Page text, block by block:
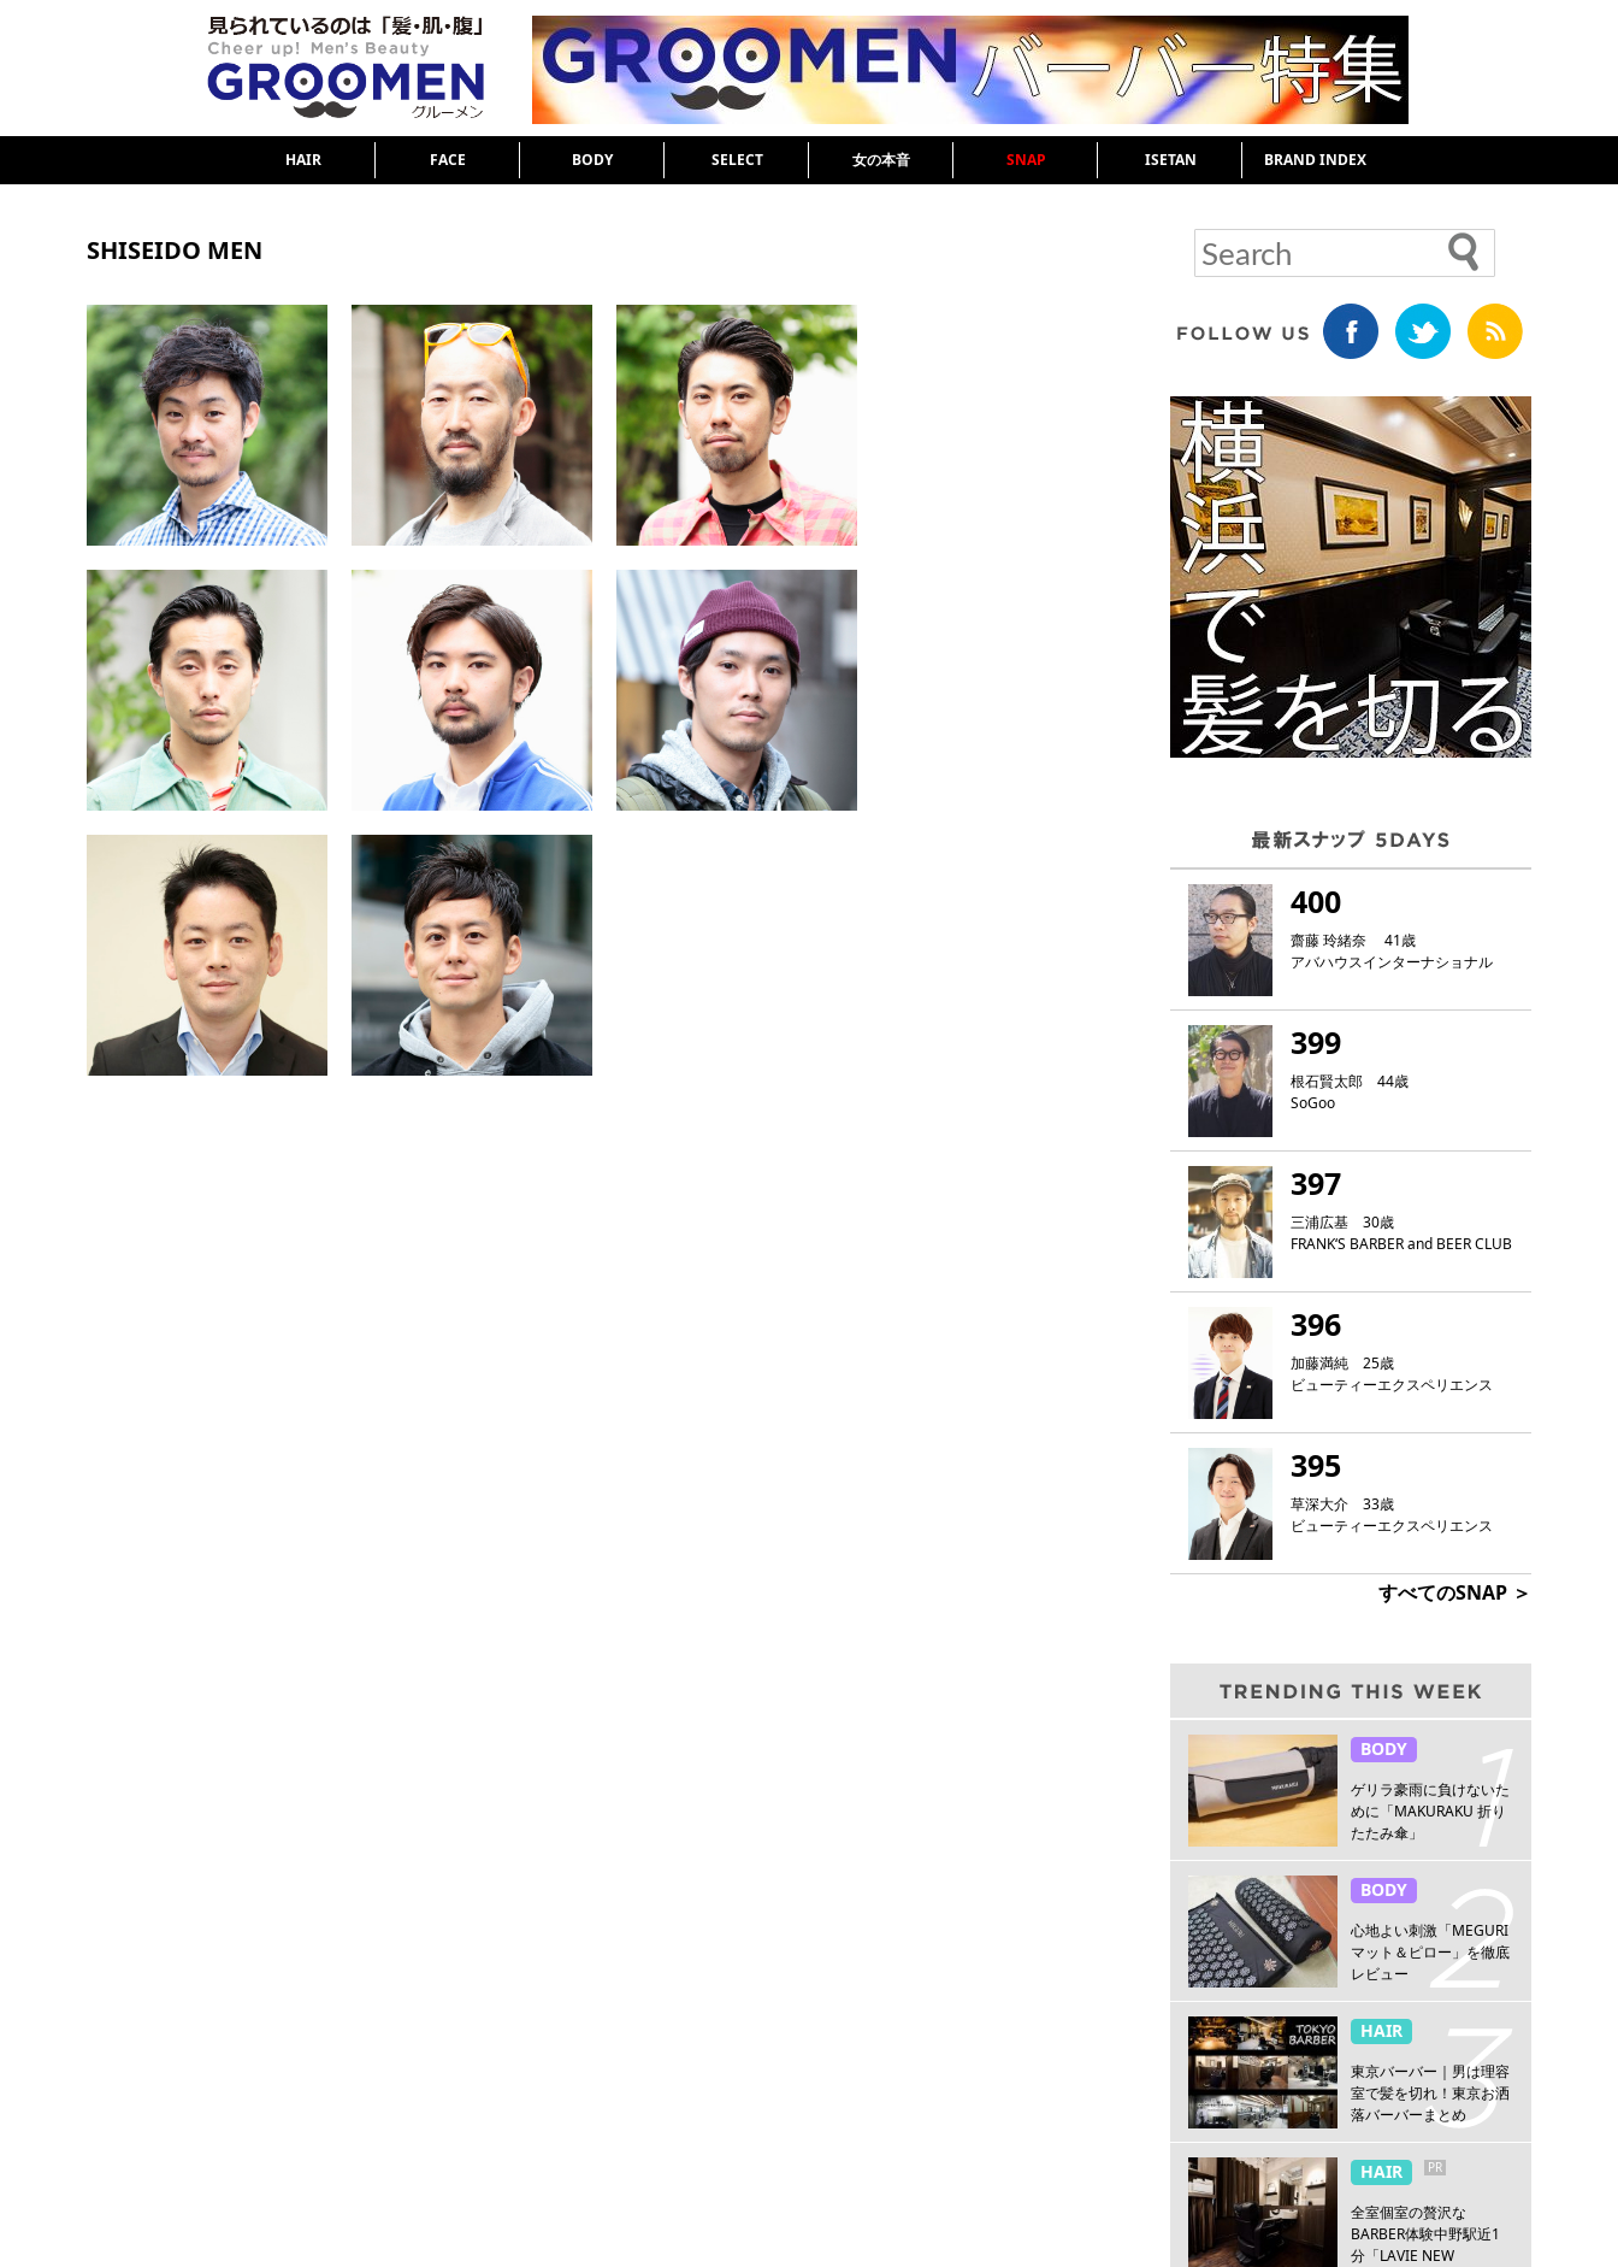
HAIR FACE BODY SELECT 女の本音 SNAP ISETAN BRAND INDEX
SHISEIDO MEN
400
齋藤 玲緒奈 41歳
アバハウスインターナショナル
399
根石賢太郎 44歳
SoGoo
397
三浦広基 30歳
FRANK‘S BARBER and BEER CLUB
396
加藤満純 25歳
ビューティーエクスペリエンス
395
草深大介 33歳
ビューティーエクスペリエンス
すべてのSNAP ＞
BODY
ゲリラ豪雨に負けないた
めに「MAKURAKU 折り
たたみ傘」
BODY
心地よい刺激「MEGURI
マット＆ピロー」を徹底
レビュー
HAIR
東京バーバー｜男は理容
室で髪を切れ！東京お洒
落バーバーまとめ
HAIR PR
全室個室の贅沢な
BARBER体験中野駅近1
分「LAVIE NEW